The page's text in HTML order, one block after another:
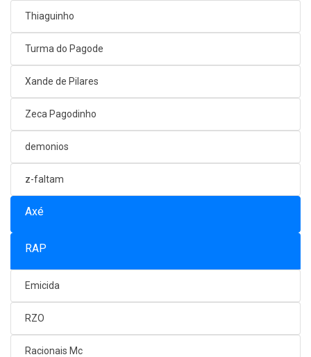
Thiaguinho
Turma do Pagode
Xande de Pilares
Zeca Pagodinho
demonios
z-faltam
Axé
RAP
Emicida
RZO
Racionais Mc